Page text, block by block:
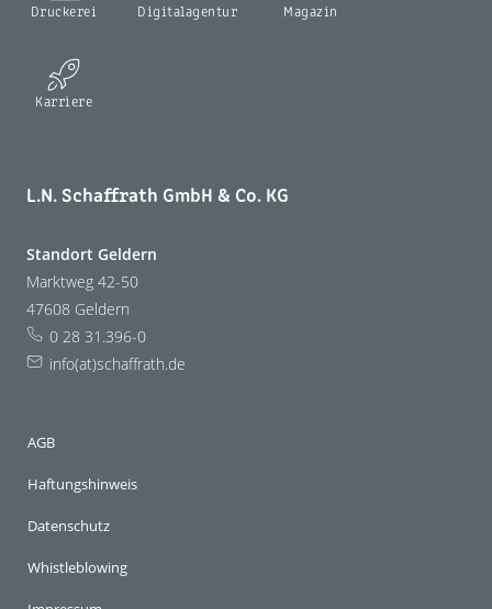
Druckerei Digitalagentur Magazin
Karriere
L.N. Schaffrath GmbH & Co. KG
Standort Geldern
Marktweg 42-50
47608 Geldern
0 28 31.396-0
info(at)schaffrath.de
AGB
Haftungshinweis
Datenschutz
Whistleblowing